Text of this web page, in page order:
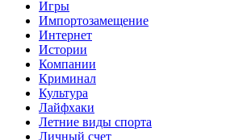
Игры
Импортозамещение
Интернет
Истории
Компании
Криминал
Культура
Лайфхаки
Летние виды спорта
Личный счет